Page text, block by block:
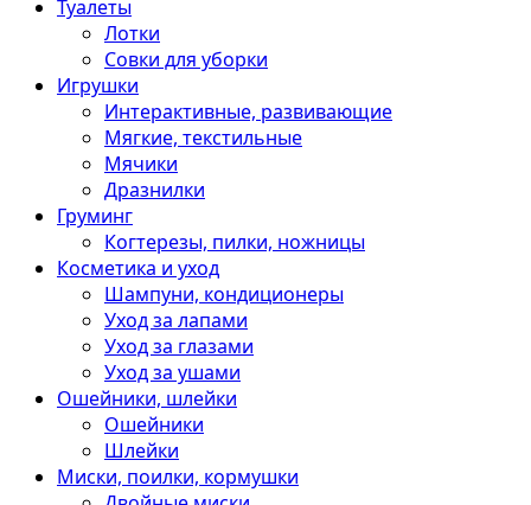
Туалеты
Лотки
Совки для уборки
Игрушки
Интерактивные, развивающие
Мягкие, текстильные
Мячики
Дразнилки
Груминг
Когтерезы, пилки, ножницы
Косметика и уход
Шампуни, кондиционеры
Уход за лапами
Уход за глазами
Уход за ушами
Ошейники, шлейки
Ошейники
Шлейки
Миски, поилки, кормушки